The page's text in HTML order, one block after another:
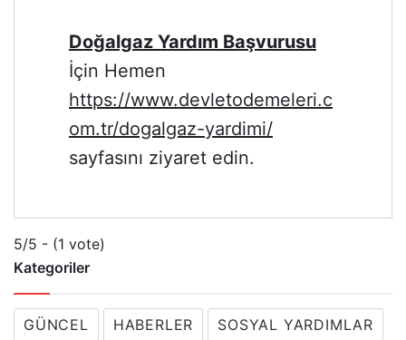
Doğalgaz Yardım Başvurusu
İçin Hemen
https://www.devletodemeleri.c
om.tr/dogalgaz-yardimi/
sayfasını ziyaret edin.
5/5 - (1 vote)
Kategoriler
GÜNCEL HABERLER SOSYAL YARDIMLAR